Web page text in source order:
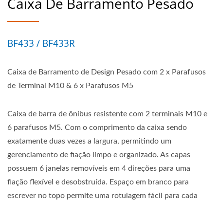
BF433 / BF433R
Caixa de Barramento de Design Pesado com 2 x Parafusos
de Terminal M10 & 6 x Parafusos M5
Caixa de barra de ônibus resistente com 2 terminais M10 e
6 parafusos M5. Com o comprimento da caixa sendo
exatamente duas vezes a largura, permitindo um
gerenciamento de fiação limpo e organizado. As capas
possuem 6 janelas removíveis em 4 direções para uma
fiação flexível e desobstruída. Espaço em branco para
escrever no topo permite uma rotulagem fácil para cada